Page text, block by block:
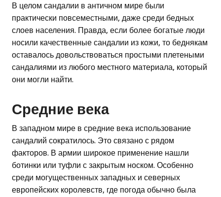
В целом сандалии в античном мире были
практически повсеместными, даже среди бедных
слоев населения. Правда, если более богатые люди
носили качественные сандалии из кожи, то беднякам
оставалось довольствоваться простыми плетеными
сандалиями из любого местного материала, который
они могли найти.
Средние века
В западном мире в средние века использование
сандалий сократилось. Это связано с рядом
факторов. В армии широкое применение нашли
ботинки или туфли с закрытым носком. Особенно
среди могущественных западных и северных
европейских королевств, где погода обычно была